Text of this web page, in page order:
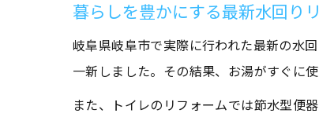
暮らしを豊かにする最新水回り
岐阜県岐阜市で実際に行われた最新の水
一新しました。その結果、お湯がすぐに
また、トイレのリフォームでは節水型便